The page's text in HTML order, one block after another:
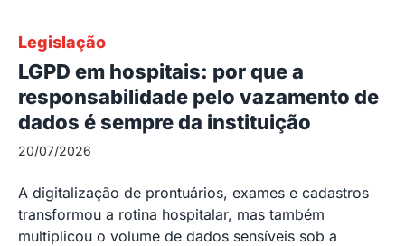
Legislação
LGPD em hospitais: por que a
responsabilidade pelo vazamento de
dados é sempre da instituição
20/07/2026
A digitalização de prontuários, exames e cadastros
transformou a rotina hospitalar, mas também
multiplicou o volume de dados sensíveis sob a